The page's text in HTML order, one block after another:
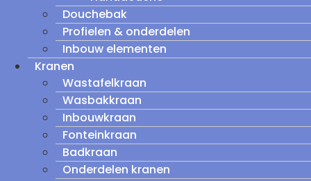
Douchebak
Profielen & onderdelen
Inbouw elementen
Kranen
Wastafelkraan
Wasbakkraan
Inbouwkraan
Fonteinkraan
Badkraan
Onderdelen kranen